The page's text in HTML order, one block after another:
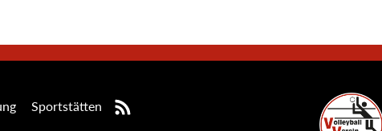
Sportstätten